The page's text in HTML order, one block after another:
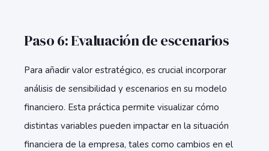
Paso 6: Evaluación de escenarios
Para añadir valor estratégico, es crucial incorporar
análisis de sensibilidad y escenarios en su modelo
financiero. Esta práctica permite visualizar cómo
distintas variables pueden impactar en la situación
financiera de la empresa, tales como cambios en el